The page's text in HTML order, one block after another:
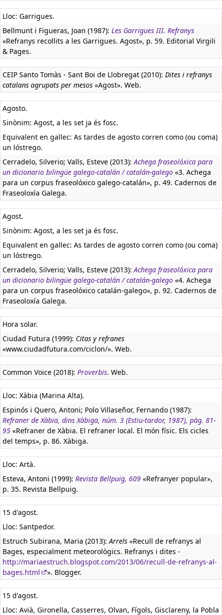
Lloc: Garrigues.
Bellmunt i Figueras, Joan (1987): Les Garrigues III. Refranys
«Refranys recollits a les Garrigues. Agost», p. 59. Editorial Virgili
& Pages.
CEIP Santo Tomàs - Sant Boi de Llobregat (2010): Dites i refranys
catalans agrupats per mesos «Agost». Web.
Agosto.
Sinònim: Agost, a les set ja és fosc.
Equivalent en gallec: As tardes de agosto corren como (ou coma)
un lóstrego.
Cerradelo, Silverio; Valls, Esteve (2013):Achega fraseolóxica para
un dicionario bilingüe galego-catalán / catalán-galego «3. Achega
para un corpus fraseolóxico galego-catalán», p. 49. Cadernos de
Fraseoloxía Galega.
Agost.
Sinònim: Agost, a les set ja és fosc.
Equivalent en gallec: As tardes de agosto corren como (ou coma)
un lóstrego.
Cerradelo, Silverio; Valls, Esteve (2013):Achega fraseolóxica para
un dicionario bilingüe galego-catalán / catalán-galego «4. Achega
para un corpus fraseolóxico catalán-galego», p. 92. Cadernos de
Fraseoloxía Galega.
Hora solar.
Ciudad Futura (1999): Citas y refranes
«www.ciudadfutura.com/ciclon/». Web.
Common Voice (2018): Proverbis. Web.
Lloc: Xàbia (Marina Alta).
Espinós i Quero, Antoni; Polo Villaseñor, Fernando (1987):
Refraner de Xàbia, dins Xàbiga, núm. 3 (Estiu-tardor, 1987), pàg. 81-
95 «Refraner de Xàbia. El refraner local. El món físic. Els cicles
del temps», p. 86. Xàbiga.
Lloc: Artà.
Esteva, Antoni (1999): Revista Bellpuig, 609 «Refranyer popular»,
p. 35. Revista Bellpuig.
15 d'agost.
Lloc: Santpedor.
Estruch Subirana, Maria (2013):Arrels «Recull de refranys al
Bages, especialment meteorològics. Refranys i dites -
http://mariaestruch.blogspot.com/2013/06/recull-de-refranys-al-
bages.html
». Blogger.
15 d'agost.
Lloc: Avià, Gironella, Casserres, Olvan, Fígols, Gisclareny, la Pobla